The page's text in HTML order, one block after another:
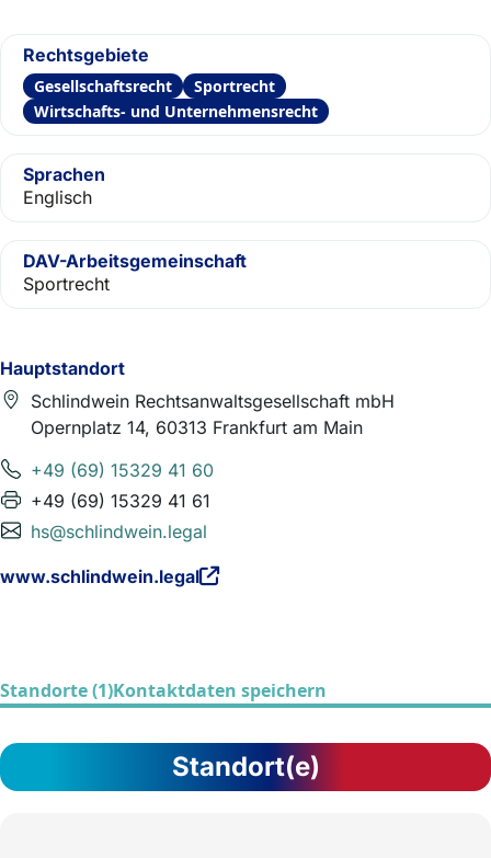
Hauptstandort
Schlindwein Rechtsanwaltsgesellschaft mbH
Opernplatz 14, 60313 Frankfurt am Main
+49 (69) 15329 41 60
+49 (69) 15329 41 61
hs@schlindwein.legal
www.schlindwein.legal
Rechtsgebiete
Gesellschaftsrecht
Sportrecht
Wirtschafts- und Unternehmensrecht
Sprachen
Englisch
DAV-Arbeitsgemeinschaft
Sportrecht
Standorte (1)Kontaktdaten speichern
Standort(e)